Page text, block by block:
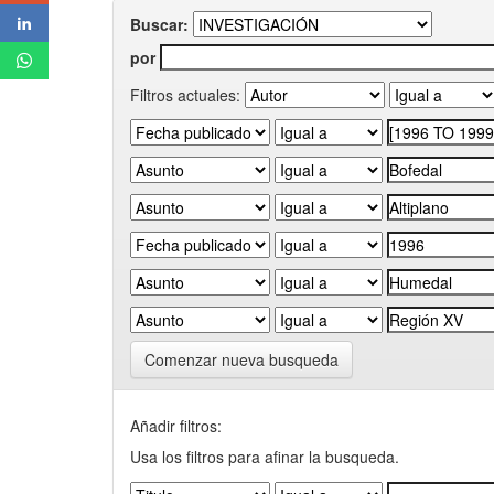
Buscar:
por
Filtros actuales:
Comenzar nueva busqueda
Añadir filtros:
Usa los filtros para afinar la busqueda.